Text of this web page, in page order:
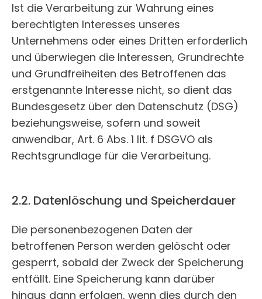
Ist die Verarbeitung zur Wahrung eines
berechtigten Interesses unseres
Unternehmens oder eines Dritten erforderlich
und überwiegen die Interessen, Grundrechte
und Grundfreiheiten des Betroffenen das
erstgenannte Interesse nicht, so dient das
Bundesgesetz über den Datenschutz (DSG)
beziehungsweise, sofern und soweit
anwendbar, Art. 6 Abs. 1 lit. f DSGVO als
Rechtsgrundlage für die Verarbeitung.
2.2. Datenlöschung und Speicherdauer
Die personenbezogenen Daten der
betroffenen Person werden gelöscht oder
gesperrt, sobald der Zweck der Speicherung
entfällt. Eine Speicherung kann darüber
hinaus dann erfolgen, wenn dies durch den